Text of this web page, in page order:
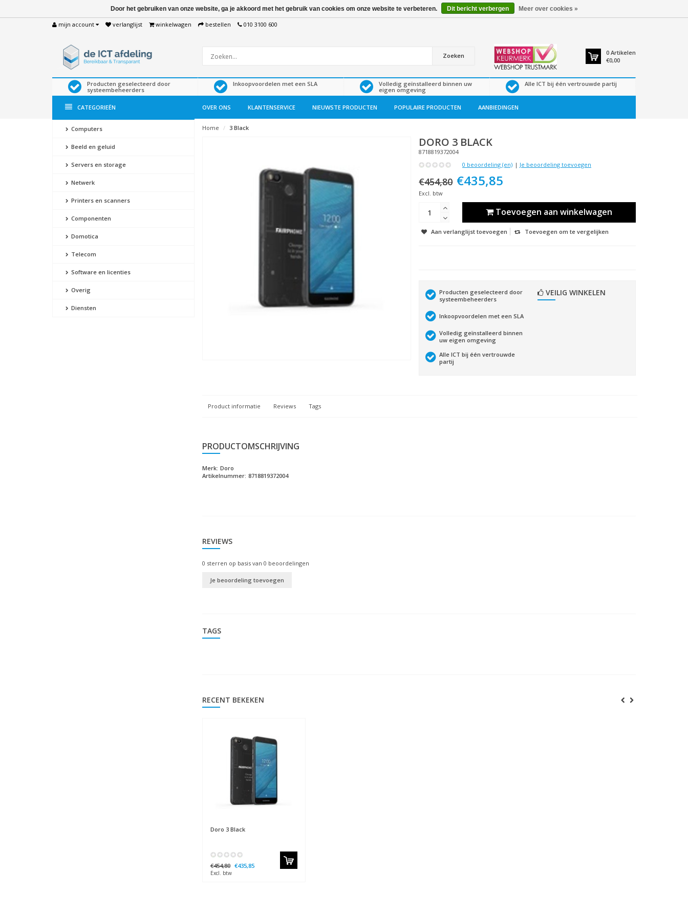
mijn account verlanglijst winkelwagen bestellen 010 3100 600
Zoeken 0 Artikelen
€0,00
Producten geselecteerd door
systeembeheerders
Inkoopvoordelen met een SLA
Volledig geïnstalleerd binnen uw
eigen omgeving
Alle ICT bij één vertrouwde partij
CATEGORIEËN OVER ONS KLANTENSERVICE NIEUWSTE PRODUCTEN POPULAIRE PRODUCTEN AANBIEDINGEN
Computers
Beeld en geluid
Servers en storage
Netwerk
Printers en scanners
Componenten
Domotica
Telecom
Software en licenties
Overig
Diensten
Home 3 Black
DORO 3 BLACK
8718819372004
0 beoordeling (en) | Je beoordeling toevoegen
€454,80 €435,85
Excl. btw
Toevoegen aan winkelwagen
Aan verlanglijst toevoegen Toevoegen om te vergelijken
Producten geselecteerd door
systeembeheerders
Inkoopvoordelen met een SLA
Volledig geïnstalleerd binnen
uw eigen omgeving
Alle ICT bij één vertrouwde
partij
VEILIG WINKELEN
Product informatie Reviews Tags
PRODUCTOMSCHRIJVING
Merk: Doro
Artikelnummer: 8718819372004
REVIEWS
0 sterren op basis van 0 beoordelingen
Je beoordeling toevoegen
TAGS
RECENT BEKEKEN
Doro 3 Black
€454,80 €435,85
Excl. btw
Door het gebruiken van onze website, ga je akkoord met het gebruik van cookies om onze website te verbeteren. Dit bericht verbergen Meer over cookies »